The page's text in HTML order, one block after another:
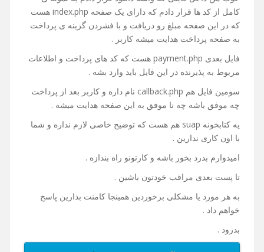
داشتم به این فکر می کردم که بعد از اینهمه مدت پست نذاشتن
چه مطلبی بذارم که مفید و بدرد بخور باشه ؟!
بعد این یادم اومد که خودم اخیرا سر اتصال به درگاه بانک ملت
کلی مشکل خوردم و کلی هم تلاش کردم تا به یه نتیجه ی ایده
آل رسیدم .
خوب من داخل فایلی که واسه دانلود قرار دادم یه نمونه ی
کامل از کد ها قرار دادم که دارای یک صفحه index.php هست
که در این صفحه مبلغ رو دریافت و با فشردن گزینه ی پرداخت
به صفحه پرداخت هدایت میشه کاربر .
مربوط به پذیرنده در این فایل باید وارد بشه .
سومین فایل هم callback.php نام داره و کاربر بعد از پرداخت
چه موفق باشه چه نا موفق به این صفحه هدایت میشه .
امیدوارم بدرد بخور باشه و کارتونو راه بندازه .